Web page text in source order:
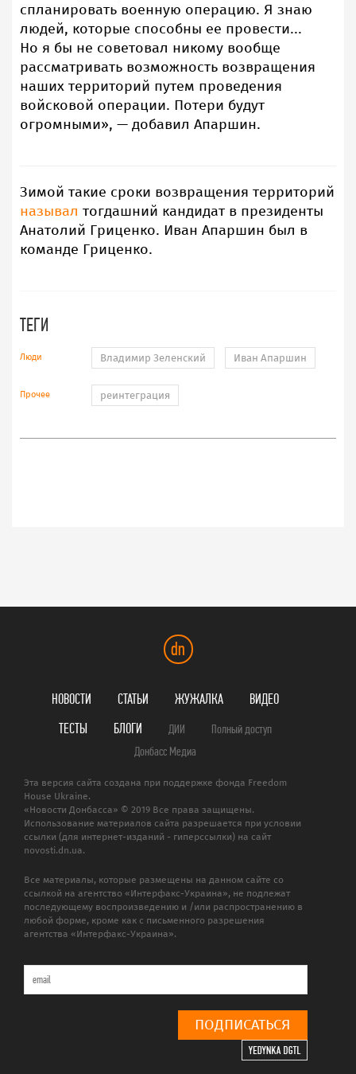
спланировать военную операцию. Я знаю
людей, которые способны ее провести...
Но я бы не советовал никому вообще
рассматривать возможность возвращения
наших территорий путем проведения
войсковой операции. Потери будут
огромными», — добавил Апаршин.
Зимой такие сроки возвращения территорий
называл тогдашний кандидат в президенты
Анатолий Гриценко. Иван Апаршин был в
команде Гриценко.
ТЕГИ
Люди Владимир Зеленский Иван Апаршин
Прочее реинтеграция
dn
НОВОСТИ СТАТЬИ ЖУЖАЛКА
ВИДЕО
ТЕСТЫ
БЛОГИ ДИИ
Полный доступ
Донбасс Медиа
Эта версия сайта создана при поддержке фонда Freedom
House Ukraine.
«Новости Донбасса» © 2019 Все права защищены.
Использование материалов сайта разрешается при условии
ссылки (для интернет-изданий - гиперссылки) на сайт
novosti.dn.ua.
Все материалы, которые размещены на данном сайте со
ссылкой на агентство «Интерфакс-Украина», не подлежат
последующему воспроизведению и /или распространению в
любой форме, кроме как с письменного разрешения
агентства «Интерфакс-Украина».
ПОДПИСАТЬСЯ